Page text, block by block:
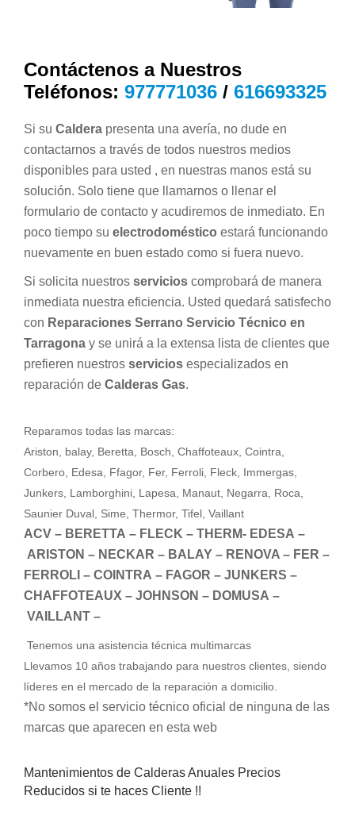
Contáctenos a Nuestros
Teléfonos: 977771036 / 616693325
Si su Caldera presenta una avería, no dude en
contactarnos a través de todos nuestros medios
disponibles para usted , en nuestras manos está su
solución. Solo tiene que llamarnos o llenar el
formulario de contacto y acudiremos de inmediato. En
poco tiempo su electrodoméstico estará funcionando
nuevamente en buen estado como si fuera nuevo.
Si solicita nuestros servicios comprobará de manera
inmediata nuestra eficiencia. Usted quedará satisfecho
con Reparaciones Serrano Servicio Técnico en
Tarragona y se unirá a la extensa lista de clientes que
prefieren nuestros servicios especializados en
reparación de Calderas Gas.
Reparamos todas las marcas:
Ariston, balay, Beretta, Bosch, Chaffoteaux, Cointra,
Corbero, Edesa, Ffagor, Fer, Ferroli, Fleck, Immergas,
Junkers, Lamborghini, Lapesa, Manaut, Negarra, Roca,
Saunier Duval, Sime, Thermor, Tifel, Vaillant
ACV – BERETTA – FLECK – THERM- EDESA –
ARISTON – NECKAR – BALAY – RENOVA – FER –
FERROLI – COINTRA – FAGOR – JUNKERS –
CHAFFOTEAUX – JOHNSON – DOMUSA –
VAILLANT –
Tenemos una asistencia técnica multimarcas
Llevamos 10 años trabajando para nuestros clientes, siendo
líderes en el mercado de la reparación a domicilio.
*No somos el servicio técnico oficial de ninguna de las
marcas que aparecen en esta web
Mantenimientos de Calderas Anuales Precios
Reducidos si te haces Cliente !!